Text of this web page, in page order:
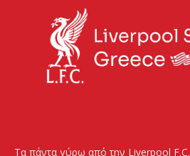
Τα πάντα γύρω από την Liverpool F.C.